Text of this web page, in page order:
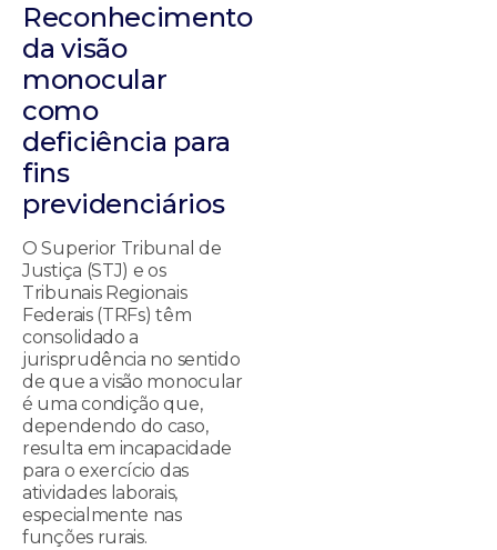
Reconhecimento
da visão
monocular
como
deficiência para
fins
previdenciários
O Superior Tribunal de
Justiça (STJ) e os
Tribunais Regionais
Federais (TRFs) têm
consolidado a
jurisprudência no sentido
de que a visão monocular
é uma condição que,
dependendo do caso,
resulta em incapacidade
para o exercício das
atividades laborais,
especialmente nas
funções rurais.